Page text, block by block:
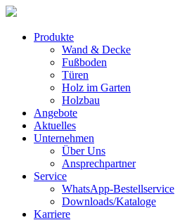
Produkte
Wand & Decke
Fußboden
Türen
Holz im Garten
Holzbau
Angebote
Aktuelles
Unternehmen
Über Uns
Ansprechpartner
Service
WhatsApp-Bestellservice
Downloads/Kataloge
Karriere